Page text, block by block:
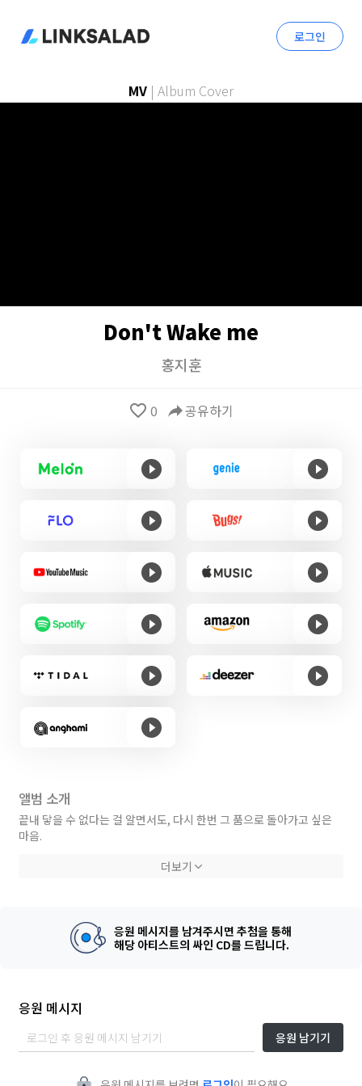
로그인
MV | Album Cover
Don't Wake me
홍지훈
favorite_border 0 reply공유하기
앨범 소개
끝내 닿을 수 없다는 걸 알면서도, 다시 한번 그 품으로 돌아가고 싶은
마음.
그 사이에서 피어나는 그리움과 집착, 그리고 포기하지 못하는 마음을
잠에서 깨지 않기 위해 버티는 꿈 같은 감정을 가장 섬세한 순간으로 포
착한 곡이다.
[CREDIT]
Lyrics by 홍지훈
Arranged by DEEPBLUE , MIRO
더보기
응원 메시지를 남겨주시면 추첨을 통해
해당 아티스트의 싸인 CD를 드립니다.
응원 메시지
응원 남기기